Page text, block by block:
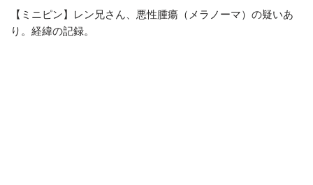
【ミニピン】レン兄さん、悪性腫瘍（メラノーマ）の疑いあ
り。経緯の記録。